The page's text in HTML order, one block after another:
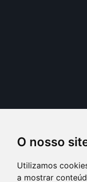
O nosso
Utilizamos
a mostrar